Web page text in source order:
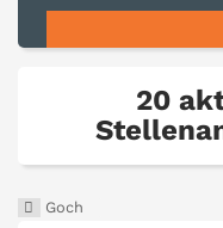
20
Goch